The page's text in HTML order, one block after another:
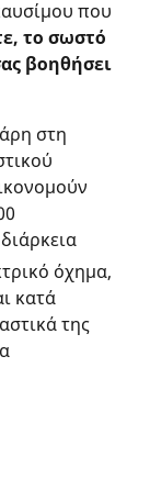
που
το σωστό
βοηθήσει
στη
όχημα,
κατά
της